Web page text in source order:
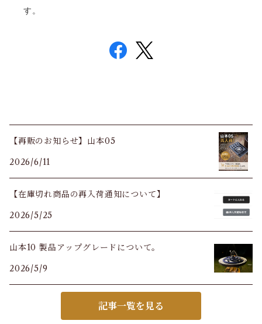
す。
【再販のお知らせ】山本05
2026/6/11
【在庫切れ商品の再入荷通知について】
2026/5/25
山本10 製品アップグレードについて。
2026/5/9
記事一覧を見る